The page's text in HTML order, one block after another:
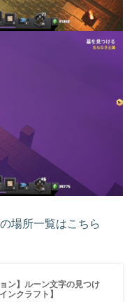
場所一覧はこちら
ン】ルーン文字の見つけ
ンクラフト】